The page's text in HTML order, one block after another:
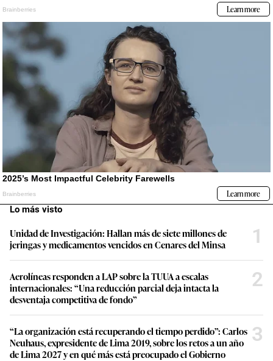
Lo más visto
Unidad de Investigación: Hallan más de siete millones de
jeringas y medicamentos vencidos en Cenares del Minsa
1
Aerolíneas responden a LAP sobre la TUUA a escalas
internacionales: “Una reducción parcial deja intacta la
desventaja competitiva de fondo”
2
“La organización está recuperando el tiempo perdido”: Carlos
Neuhaus, expresidente de Lima 2019, sobre los retos a un año
de Lima 2027 y en qué más está preocupado el Gobierno
3